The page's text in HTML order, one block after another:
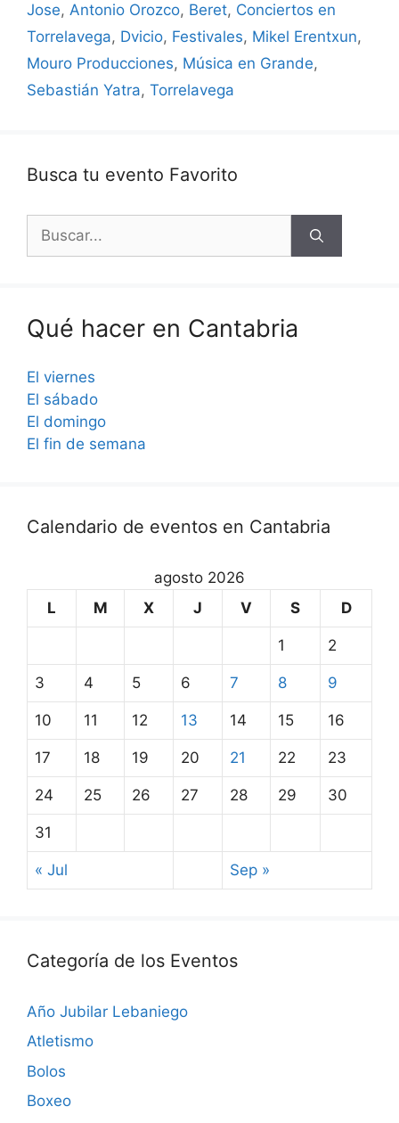
Jose, Antonio Orozco, Beret, Conciertos en
Torrelavega, Dvicio, Festivales, Mikel Erentxun,
Mouro Producciones, Música en Grande,
Sebastián Yatra, Torrelavega
Busca tu evento Favorito
Buscar:
Qué hacer en Cantabria
El viernes
El sábado
El domingo
El fin de semana
Calendario de eventos en Cantabria
agosto 2026
L
M X J V S D
1 2
3 4 5 6 7 8 9
10 11 12 13 14 15 16
17 18 19 20 21 22 23
24 25 26 27 28 29 30
31
« Jul Sep »
Categoría de los Eventos
Año Jubilar Lebaniego
Atletismo
Bolos
Boxeo